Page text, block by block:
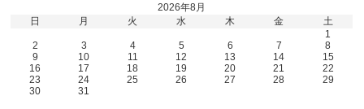
2026年8月
日
月 火 水 木 金
土
1
2
3 4 5 6 7
8
9
10 11 12 13 14
15
16
17 18 19 20 21
22
23
24 25 26 27 28
29
30
31